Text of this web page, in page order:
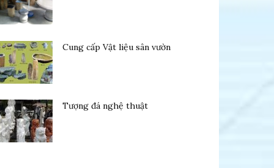
Cung cấp Vật liệu sân vườn
Tượng đá nghệ thuật